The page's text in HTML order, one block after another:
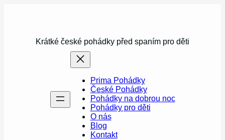
Krátké české pohádky před spaním pro děti
Prima Pohádky
České Pohádky
Pohádky na dobrou noc
Pohádky pro děti
O nás
Blog
Kontakt